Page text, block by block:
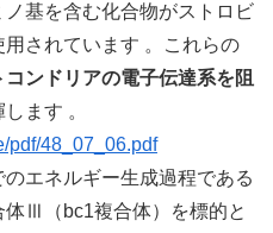
基を含む化合物がストロビ
されています 。これらの
ンドリアの電子伝達系を阻
ます 。
pdf/48_07_06.pdf
エネルギー生成過程である
体Ⅲ（bc1複合体）を標的と